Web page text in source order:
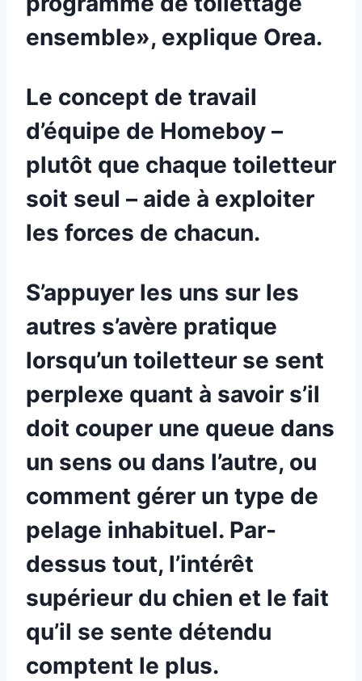
ensemble», explique Orea.
Le concept de travail
d’équipe de Homeboy –
plutôt que chaque toiletteur
soit seul – aide à exploiter
les forces de chacun.
S’appuyer les uns sur les
autres s’avère pratique
lorsqu’un toiletteur se sent
perplexe quant à savoir s’il
doit couper une queue dans
un sens ou dans l’autre, ou
comment gérer un type de
pelage inhabituel. Par-
dessus tout, l’intérêt
supérieur du chien et le fait
qu’il se sente détendu
comptent le plus.